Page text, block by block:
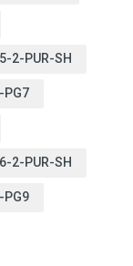
2-PUR-SH
PG7
2-PUR-SH
PG9